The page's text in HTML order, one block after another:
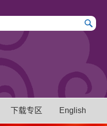
下载专区 English